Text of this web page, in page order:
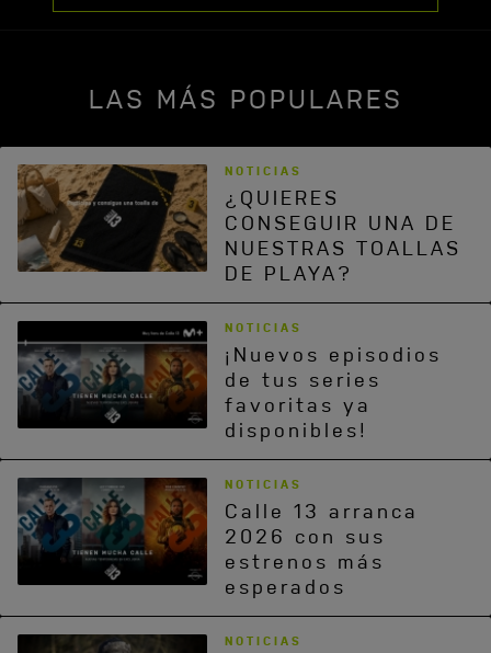
LAS MÁS POPULARES
NOTICIAS
¿QUIERES
CONSEGUIR UNA DE
NUESTRAS TOALLAS
DE PLAYA?
NOTICIAS
¡Nuevos episodios
de tus series
favoritas ya
disponibles!
NOTICIAS
Calle 13 arranca
2026 con sus
estrenos más
esperados
NOTICIAS